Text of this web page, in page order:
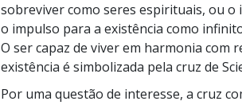
sobreviver como seres espirituais, ou
o impulso para a existência como
O ser capaz de viver em harmonia com
existência é simbolizada pela cruz de
Por uma questão de interesse, a cruz